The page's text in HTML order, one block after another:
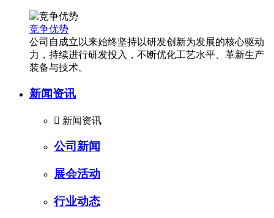
竞争优势
公司自成立以来始终坚持以研发创新为发展的核心驱动
力，持续进行研发投入，不断优化工艺水平、革新生产
装备与技术。
新闻资讯
 新闻资讯
公司新闻
展会活动
行业动态